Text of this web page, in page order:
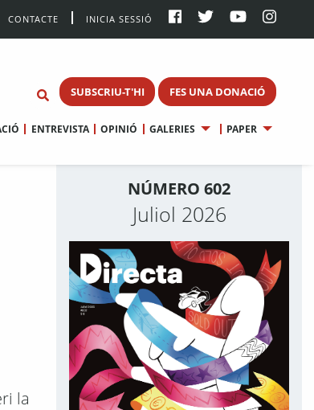
CONTACTE INICIA SESSIÓ
SUBSCRIU-T'HI FES UNA DONACIÓ
ENTREVISTA OPINIÓ GALERIES PAPER
la
NÚMERO 602
Juliol 2026